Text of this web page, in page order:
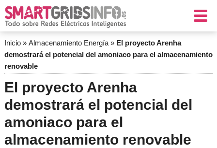
Inicio» Almacenamiento Energía» El proyecto Arenha
demostrará el potencial del amoniaco para el almacenamiento
renovable
El proyecto Arenha
demostrará el potencial del
amoniaco para el
almacenamiento renovable